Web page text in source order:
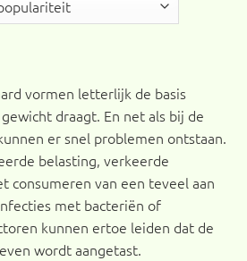
vormen letterlijk de basis
draagt. En net als bij de
er snel problemen ontstaan.
belasting, verkeerde
consumeren van een teveel aan
met bacteriën of
kunnen ertoe leiden dat de
wordt aangetast.